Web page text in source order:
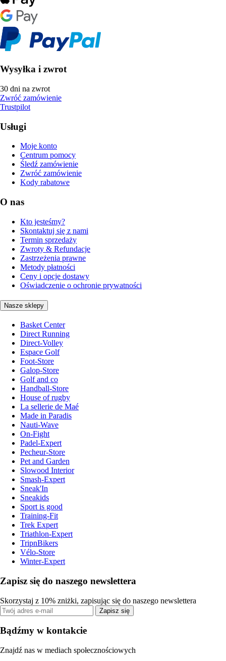
Wysyłka i zwrot
30 dni na zwrot
Zwróć zamówienie
Trustpilot
Usługi
Moje konto
Centrum pomocy
Śledź zamówienie
Zwróć zamówienie
Kody rabatowe
O nas
Kto jesteśmy?
Skontaktuj się z nami
Termin sprzedaży
Zwroty & Refundacje
Zastrzeżenia prawne
Metody płatności
Ceny i opcje dostawy
Oświadczenie o ochronie prywatności
Nasze sklepy
Basket Center
Direct Running
Direct-Volley
Espace Golf
Foot-Store
Galop-Store
Golf and co
Handball-Store
House of rugby
La sellerie de Maé
Made in Paradis
Nauti-Wave
On-Fight
Padel-Expert
Pecheur-Store
Pet and Garden
Slowood Interior
Smash-Expert
Sneak'In
Sneakids
Sport is good
Training-Fit
Trek Expert
Triathlon-Expert
TripnBikers
Vélo-Store
Winter-Expert
Zapisz się do naszego newslettera
Skorzystaj z 10% zniżki, zapisując się do naszego newslettera
Zapisz się
Bądźmy w kontakcie
Znajdź nas w mediach społecznościowych